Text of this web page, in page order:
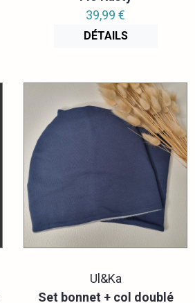
39,99 €
DÉTAILS
Ul&Ka
Set bonnet + col doublé